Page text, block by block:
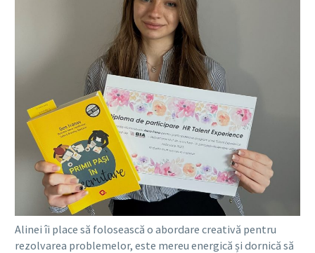
Alinei îi place să folosească o abordare creativă pentru
rezolvarea problemelor, este mereu energică și dornică să